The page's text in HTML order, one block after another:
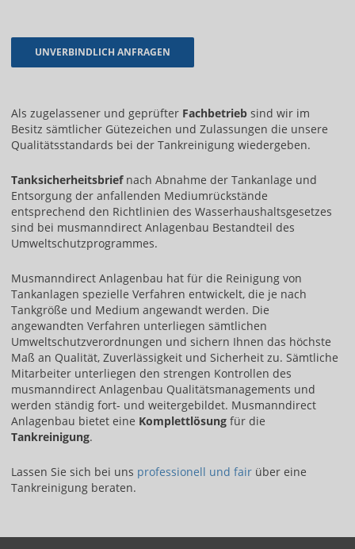
Als zugelassener und geprüfter Fachbetrieb sind wir im
Besitz sämtlicher Gütezeichen und Zulassungen die unsere
Qualitätsstandards bei der Tankreinigung wiedergeben.
Tanksicherheitsbriefnach Abnahme der Tankanlage und
Entsorgung der anfallenden Mediumrückstände
entsprechend den Richtlinien des Wasserhaushaltsgesetzes
sind bei musmanndirect Anlagenbau Bestandteil des
Umweltschutzprogrammes.
Musmanndirect Anlagenbau hat für die Reinigung von
Tankanlagen spezielle Verfahren entwickelt, die je nach
Tankgröße und Medium angewandt werden. Die
angewandten Verfahren unterliegen sämtlichen
Umweltschutzverordnungen und sichern Ihnen das höchste
Maß an Qualität, Zuverlässigkeit und Sicherheit zu. Sämtliche
Mitarbeiter unterliegen den strengen Kontrollen des
musmanndirect Anlagenbau Qualitätsmanagements und
werden ständig fort- und weitergebildet. Musmanndirect
Anlagenbau bietet eine Komplettlösung für die
Tankreinigung.
Lassen Sie sich bei uns ​ professionell und fair​ über eine
Tankreinigung beraten.